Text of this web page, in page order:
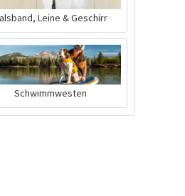
Ruffwear Flat Out
Leine New River
Inhalt1 Stück
43,99 € *
Ausverkauft
Leine & Geschirr
Schwimmwesten